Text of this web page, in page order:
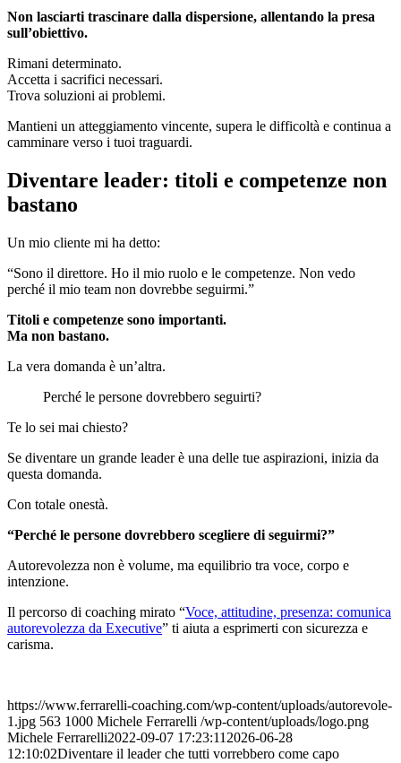
Non lasciarti trascinare dalla dispersione, allentando la presa
sull’obiettivo.
Rimani determinato.
Accetta i sacrifici necessari.
Trova soluzioni ai problemi.
Mantieni un atteggiamento vincente, supera le difficoltà e continua a
camminare verso i tuoi traguardi.
Diventare leader: titoli e competenze non
bastano
Un mio cliente mi ha detto:
“Sono il direttore. Ho il mio ruolo e le competenze. Non vedo
perché il mio team non dovrebbe seguirmi.”
Titoli e competenze sono importanti.
Ma non bastano.
La vera domanda è un’altra.
Perché le persone dovrebbero seguirti?
Te lo sei mai chiesto?
Se diventare un grande leader è una delle tue aspirazioni, inizia da
questa domanda.
Con totale onestà.
“Perché le persone dovrebbero scegliere di seguirmi?”
Autorevolezza non è volume, ma equilibrio tra voce, corpo e
intenzione.
Il percorso di coaching mirato “Voce, attitudine, presenza: comunica
autorevolezza da Executive” ti aiuta a esprimerti con sicurezza e
carisma.
https://www.ferrarelli-coaching.com/wp-content/uploads/autorevole-
1.jpg 563 1000 Michele Ferrarelli /wp-content/uploads/logo.png
Michele Ferrarelli2022-09-07 17:23:11 2026-06-28
12:10:02Diventare il leader che tutti vorrebbero come capo